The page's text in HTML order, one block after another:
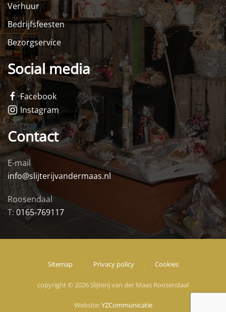
Verhuur
Bedrijfsfeesten
Bezorgservice
Social media
Facebook
Instagram
Contact
E-mail
info@slijterijvandermaas.nl
Roosendaal
T: 0165-769117
Sitemap Privacy policy Cookies
copyright © 2026 Slijterij van der Maas Roosendaal
Website:YZCommunicatie